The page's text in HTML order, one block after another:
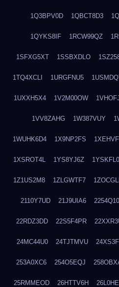
1Q3BPV0D 1QBCT8D3
1QYKS8IF 1RCW99QZ
1SFXG5XT 1SSBXDLO
1TQ4XCLI 1URGFNU5
1UXXH5X4 1V2M00OW
1VV8ZAHG 1W387VUY
1WUHK6D4 1X9NP2FS
1XSROT4L 1YS8YJ6Z
1Z1US2M8 1ZLGWTF7
2110Y7UD 21J9UIA6
22RDZ3DD 22S5F4PR
24MC44U0 24TJTMVU
253A0XC6 254O5EQJ
25RMMEOD 26HTTV6H